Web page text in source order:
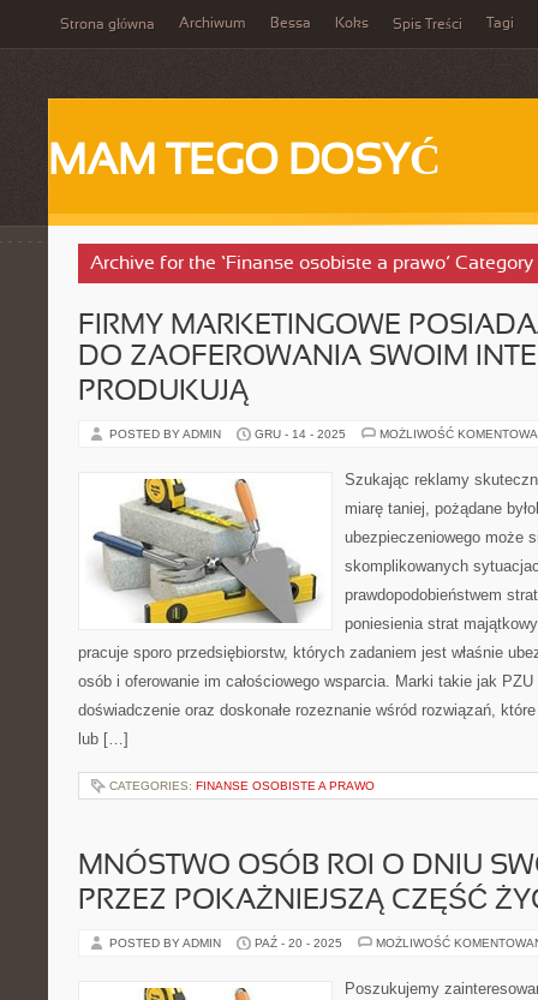
Strona główna Archiwum Bessa Koks Spis Treści Tagi
MAM TEGO DOSYĆ
Archive for the ‘Finanse osobiste a prawo’ Category
FIRMY MARKETINGOWE
DO ZAOFEROWANIA SWOIM
PRODUKUJĄ
POSTED BY ADMIN GRU - 14 - 2025 MOŻLIWOŚĆ
Szukając reklamy
miarę taniej, pożądane
ubezpieczeniowego może
skomplikowanych
prawdopodobieństwem
poniesienia strat
pracuje sporo przedsiębiorstw, których zadaniem jest właśnie
osób i oferowanie im całościowego wsparcia. Marki takie jak
doświadczenie oraz doskonałe rozeznanie wśród rozwiązań,
lub […]
CATEGORIES: FINANSE OSOBISTE A PRAWO
MNÓSTWO OSÓB ROI O DNIU
PRZEZ POKAŻNIEJSZĄ CZĘŚĆ
POSTED BY ADMIN PAŹ - 20 - 2025 MOŻLIWOŚĆ
Poszukujemy